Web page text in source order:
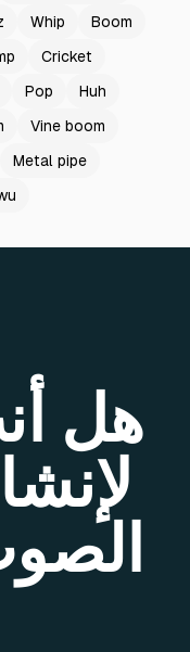
Whip
Boom
Cricket
Pop
Huh
Vine boom
Metal pipe
هل